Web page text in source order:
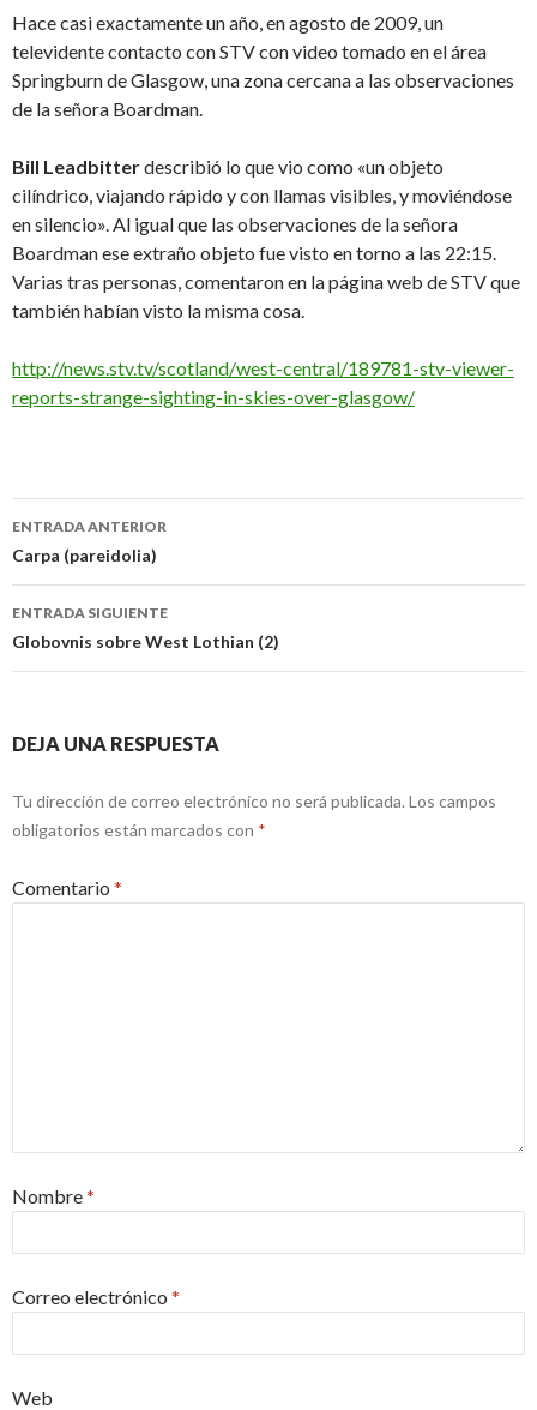
Hace casi exactamente un año, en agosto de 2009, un
televidente contacto con STV con video tomado en el área
Springburn de Glasgow, una zona cercana a las observaciones
de la señora Boardman.
Bill Leadbitterdescribió lo que vio como «un objeto
cilíndrico, viajando rápido y con llamas visibles, y moviéndose
en silencio». Al igual que las observaciones de la señora
Boardman ese extraño objeto fue visto en torno a las 22:15.
Varias tras personas, comentaron en la página web de STV que
también habían visto la misma cosa.
http://news.stv.tv/scotland/west-central/189781-stv-viewer-
reports-strange-sighting-in-skies-over-glasgow/
Navegación
de
entradas
ENTRADA ANTERIOR
Carpa (pareidolia)
ENTRADA SIGUIENTE
Globovnis sobre West Lothian (2)
DEJA UNA RESPUESTA
Tu dirección de correo electrónico no será publicada. Los campos
obligatorios están marcados con *
Comentario *
Nombre*
Correo electrónico *
Web